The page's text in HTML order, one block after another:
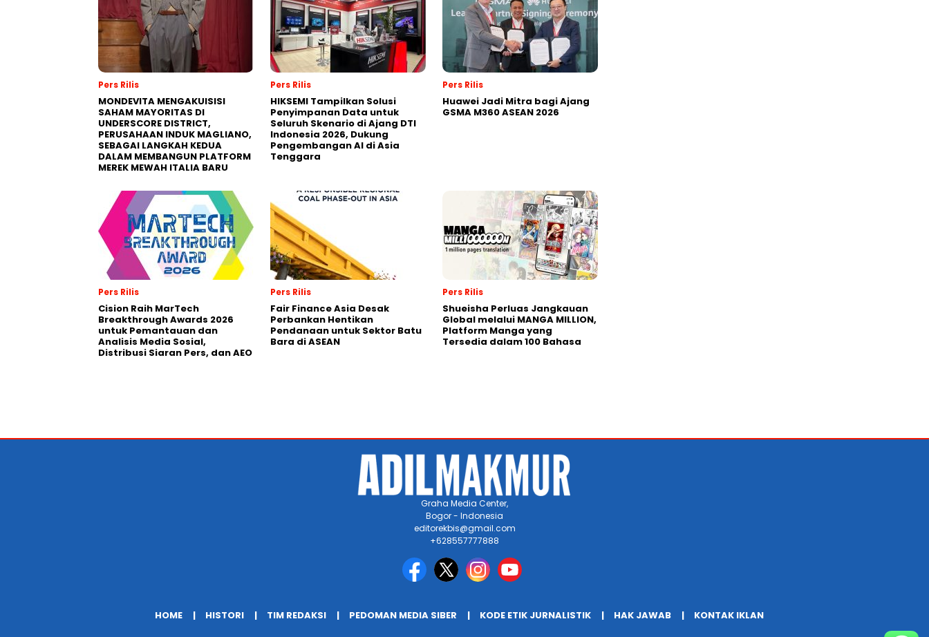
Pers Rilis
MONDEVITA MENGAKUISISI
SAHAM MAYORITAS DI
UNDERSCORE DISTRICT,
PERUSAHAAN INDUK MAGLIANO,
SEBAGAI LANGKAH KEDUA
DALAM MEMBANGUN PLATFORM
MEREK MEWAH ITALIA BARU
Pers Rilis
HIKSEMI Tampilkan Solusi
Penyimpanan Data untuk
Seluruh Skenario di Ajang DTI
Indonesia 2026, Dukung
Pengembangan AI di Asia
Tenggara
Pers Rilis
Huawei Jadi Mitra bagi Ajang
GSMA M360 ASEAN 2026
Pers Rilis
Cision Raih MarTech
Breakthrough Awards 2026
untuk Pemantauan dan
Analisis Media Sosial,
Distribusi Siaran Pers, dan AEO
Pers Rilis
Fair Finance Asia Desak
Perbankan Hentikan
Pendanaan untuk Sektor Batu
Bara di ASEAN
Pers Rilis
Shueisha Perluas Jangkauan
Global melalui MANGA MILLION,
Platform Manga yang
Tersedia dalam 100 Bahasa
Graha Media Center,
Bogor - Indonesia
editorekbis@gmail.com
+628557777888
HOME HISTORI TIM REDAKSI PEDOMAN MEDIA SIBER KODE ETIK JURNALISTIK HAK JAWAB KONTAK IKLAN